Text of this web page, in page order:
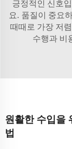
긍정적인 신호
요. 품질이 중요
때때로 가장 저
수행과 비
원활한 수입을
법